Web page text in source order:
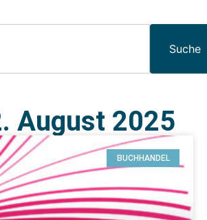
Suche
August 2025
BUCHHANDEL